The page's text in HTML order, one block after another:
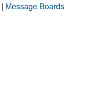
| Message Boards